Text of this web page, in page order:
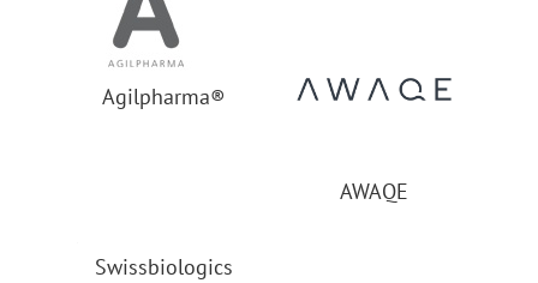
Agilpharma®
AWAQE
Swissbiologics